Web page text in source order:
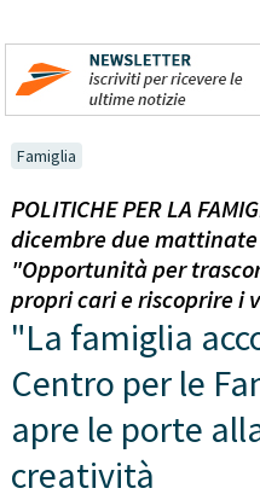
Famiglia
POLITICHE PER LA
dicembre due
"Opportunità per
propri cari e riscoprire i
"La famiglia
Centro per le
apre le porte
creatività